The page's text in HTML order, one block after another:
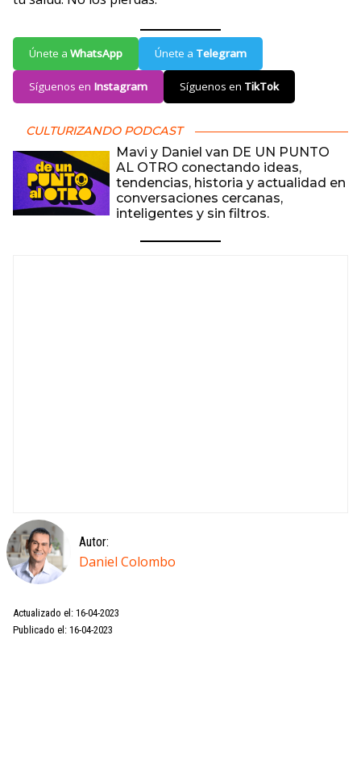
Únete a WhatsApp Únete a Telegram
Síguenos en Instagram Síguenos en TikTok
CULTURIZANDO PODCAST
Mavi y Daniel van DE UN PUNTO
AL OTRO conectando ideas,
tendencias, historia y actualidad en
conversaciones cercanas,
inteligentes y sin filtros.
Autor:
Daniel Colombo
Actualizado el: 16-04-2023
Publicado el: 16-04-2023